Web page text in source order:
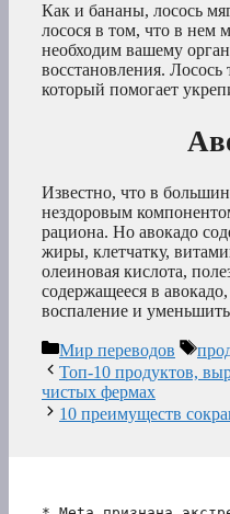
Как и бананы, лосось
лосося в том, что в нем
необходим вашему
восстановления.
который помогает
Известно, что в
нездоровым
рациона. Но авокадо
жиры, клетчатку,
олеиновая кислота,
содержащееся в
воспаление и
Рубрики
Мир переводов
Топ-10 продуктов,
чистых фермах
10 преимуществ